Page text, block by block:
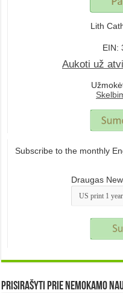
Lith
EIN:
Aukoti už
Subscribe to the monthly
Draugas
Prisirašyti prie nemokamo